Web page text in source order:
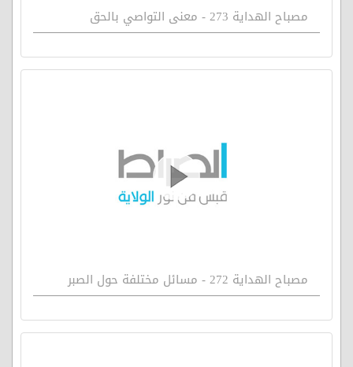
مصباح الهداية 273 - معنى التواصي بالحق
مصباح الهداية 272 - مسائل مختلفة حول الصبر